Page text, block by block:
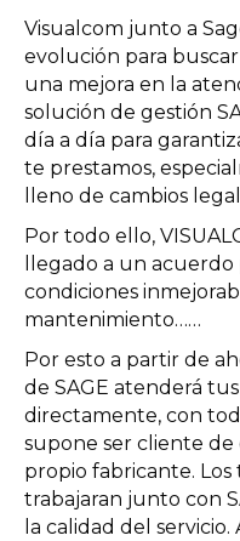
Visualcom junto a
evolución para
una mejora en la
solución de gestión
día a día para
te prestamos,
lleno de cambios
Por todo ello,
llegado a un
condiciones
mantenimiento……
Por esto a partir de
de SAGE atenderá
directamente, con
supone ser cliente de
propio fabricante. Los
trabajaran junto con
la calidad del servicio.